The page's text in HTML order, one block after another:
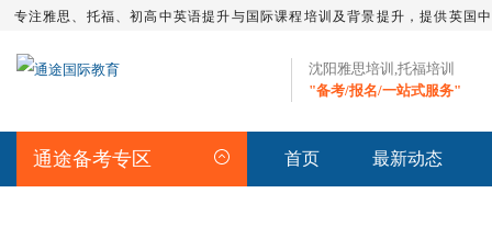
专注雅思、托福、初高中英语提升与国际课程培训及背景提升，提供英国
沈阳雅思培训,托福培训
"备考/报名/一站式服务"
通途备考专区 首页 最新动态